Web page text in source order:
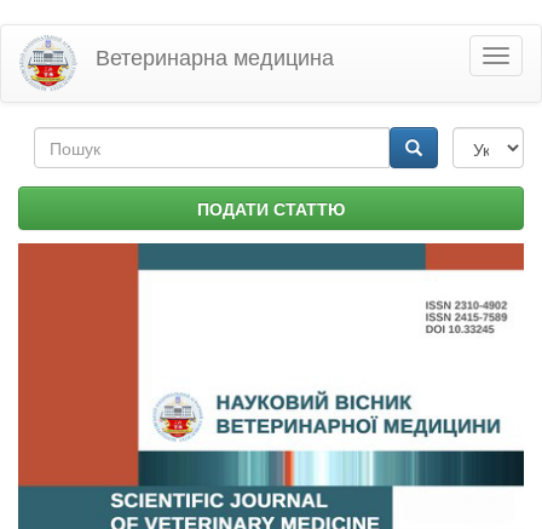
Перейти
основного
матеріалу
Ветеринарна медицина
Пошукова
форма ПОДАТИ СТАТТЮ